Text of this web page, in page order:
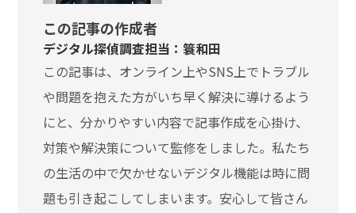
この記事の作成者
デジタル探偵調査担当：簑和田
この記事は、オンライン上やSNS上でトラブル
や問題を抱えた方がいち早く解決に導けるよう
にと、分かりやすい内容で記事作成を心掛け、
対策や解決策について監修をしました。私たち
の生活の中で欠かせないデジタル機能は時に問
題も引き起こしてしまいます。安心して皆さん